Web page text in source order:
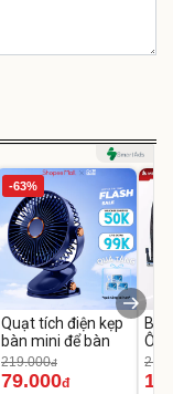
-63%
Quạt tích điện kẹp
bàn mini để bàn
219.000đ
79.000đ
Ô